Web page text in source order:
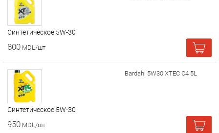
Cинтетическое 5W-30
800 MDL/шт
Bardahl 5W30 XTEC C4 5L
Cинтетическое 5W-30
950 MDL/шт